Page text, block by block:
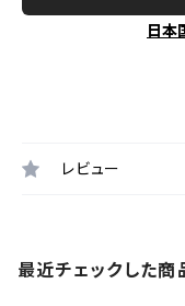
日本
レビュー
最近チェックした商